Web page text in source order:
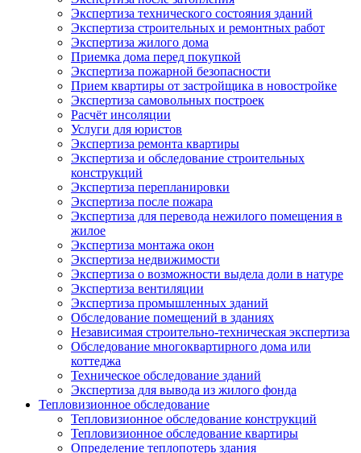
Экспертиза технического состояния зданий
Экспертиза строительных и ремонтных работ
Экспертиза жилого дома
Приемка дома перед покупкой
Экспертиза пожарной безопасности
Прием квартиры от застройщика в новостройке
Экспертиза самовольных построек
Расчёт инсоляции
Услуги для юристов
Экспертиза ремонта квартиры
Экспертиза и обследование строительных
конструкций
Экспертиза перепланировки
Экспертиза после пожара
Экспертиза для перевода нежилого помещения в
жилое
Экспертиза монтажа окон
Экспертиза недвижимости
Экспертиза о возможности выдела доли в натуре
Экспертиза вентиляции
Экспертиза промышленных зданий
Обследование помещений в зданиях
Независимая строительно-техническая экспертиза
Обследование многоквартирного дома или
коттеджа
Техническое обследование зданий
Экспертиза для вывода из жилого фонда
Тепловизионное обследование
Тепловизионное обследование конструкций
Тепловизионное обследование квартиры
Определение теплопотерь здания